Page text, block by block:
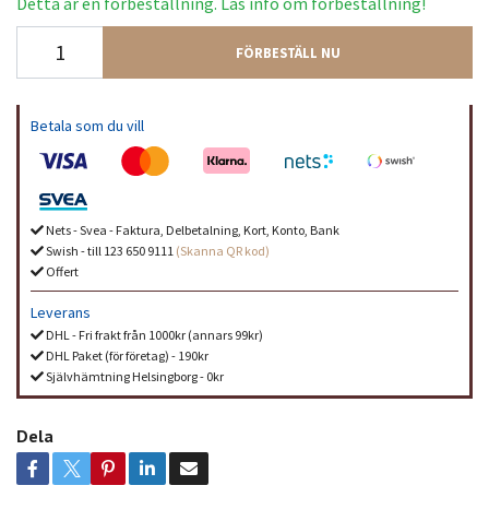
FÖRBESTÄLL NU
Betala som du vill
Nets - Svea - Faktura, Delbetalning, Kort, Konto, Bank
Swish - till 123 650 9111 (Skanna QR kod)
Offert
Leverans
DHL - Fri frakt från 1000kr (annars 99kr)
DHL Paket (för företag) - 190kr
Självhämtning Helsingborg - 0kr
Dela